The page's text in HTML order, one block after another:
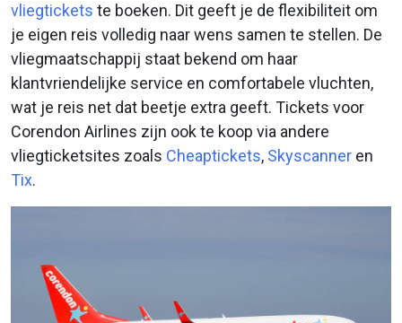
vliegtickets te boeken. Dit geeft je de flexibiliteit om
je eigen reis volledig naar wens samen te stellen. De
vliegmaatschappij staat bekend om haar
klantvriendelijke service en comfortabele vluchten,
wat je reis net dat beetje extra geeft. Tickets voor
Corendon Airlines zijn ook te koop via andere
vliegticketsites zoals Cheaptickets, Skyscanner en
Tix.